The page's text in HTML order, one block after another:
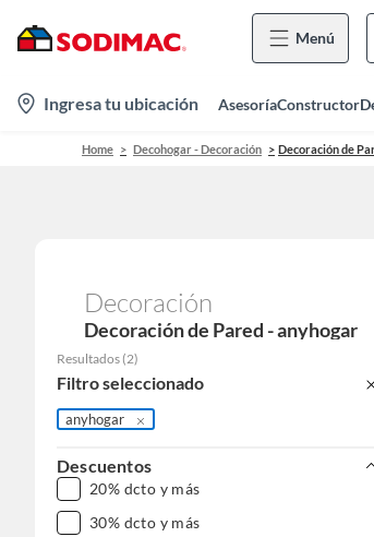
Menú
location-
icon
Ingresa tu ubicación AsesoríaConstructor
Home Decohogar - Decoración Decoración de
Decoración
Decoración de Pared - anyhogar
Resultados (2)
Filtro seleccionado
anyhogar
Descuentos
20% dcto y más
30% dcto y más